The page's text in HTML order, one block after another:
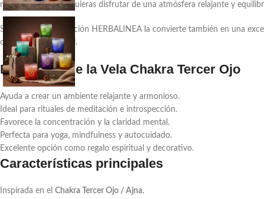
reflexión o cuando quieras disfrutar de una atmósfera relajante y
Su cuidada presentación HERBALINEA la convierte también en una
crecimiento personal.
Beneficios de la Vela Chakra Tercer Ojo
Ayuda a crear un ambiente relajante y armonioso.
Ideal para rituales de meditación e introspección.
Favorece la concentración y la claridad mental.
Perfecta para yoga, mindfulness y autocuidado.
Excelente opción como regalo espiritual y decorativo.
Características principales
Inspirada en el Chakra Tercer Ojo / Ajna.